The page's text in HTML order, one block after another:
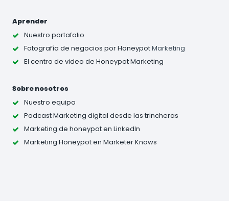
Aprender
Nuestro portafolio
Fotografía de negocios por HoneypotMarketing
El centro de video de Honeypot Marketing
Sobre nosotros
Nuestro equipo
Podcast Marketing digital desde las trincheras
Marketing de honeypot en LinkedIn
Marketing Honeypot en Marketer Knows